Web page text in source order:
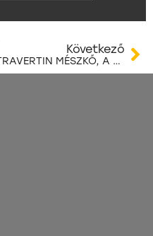
Következő
TRAVERTIN MÉSZKŐ, A MINŐSÉGI BELTÉRI BURKOLAT